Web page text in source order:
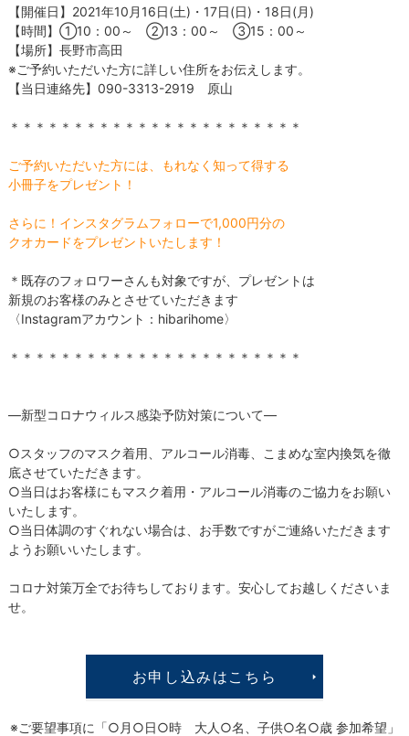
【開催日】2021年10月16日(土)・17日(日)・18日(月)
【時間】①10：00～ ②13：00～ ③15：00～
【場所】長野市高田
※ご予約いただいた方に詳しい住所をお伝えします。
【当日連絡先】090-3313-2919 原山
＊＊＊＊＊＊＊＊＊＊＊＊＊＊＊＊＊＊＊＊＊＊＊
ご予約いただいた方には、もれなく知って得する
小冊子をプレゼント！
さらに！インスタグラムフォローで1,000円分の
クオカードをプレゼントいたします！
＊既存のフォロワーさんも対象ですが、プレゼントは
新規のお客様のみとさせていただきます
〈Instagramアカウント：hibarihome〉
＊＊＊＊＊＊＊＊＊＊＊＊＊＊＊＊＊＊＊＊＊＊＊
―新型コロナウィルス感染予防対策について―
○スタッフのマスク着用、アルコール消毒、こまめな室内換気を徹
底させていただきます。
○当日はお客様にもマスク着用・アルコール消毒のご協力をお願い
いたします。
○当日体調のすぐれない場合は、お手数ですがご連絡いただきます
ようお願いいたします。
コロナ対策万全でお待ちしております。安心してお越しくださいま
せ。
お申し込みはこちら
※ご要望事項に「○月○日○時 大人○名、子供○名○歳 参加希望」